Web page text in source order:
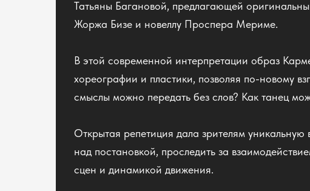
Татьяны Багановой, предлагающей
Жоржа Бизе и новеллу Проспера Мериме.
В этой современной интерпретации образ
хореографии и пластики, позволяя по-новому
смыслы можно передать без слов? Как танец
Открытая репетиция дала зрителям
над постановкой, проследить за
сцен и динамикой движения.